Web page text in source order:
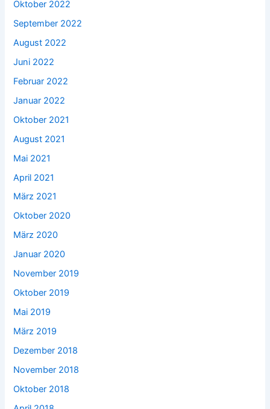
Oktober 2022
September 2022
August 2022
Juni 2022
Februar 2022
Januar 2022
Oktober 2021
August 2021
Mai 2021
April 2021
März 2021
Oktober 2020
März 2020
Januar 2020
November 2019
Oktober 2019
Mai 2019
März 2019
Dezember 2018
November 2018
Oktober 2018